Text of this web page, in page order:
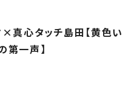
真心タッチ島田【黄色い
第一声】